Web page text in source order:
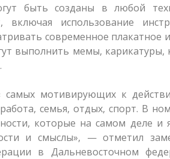
быть созданы в любой
использование
современное плакатное
выполнить мемы, карикатуры,
мотивирующих к
семья, отдых, спорт. В
которые на самом деле и
и смыслы», — отметил
в Дальневосточном